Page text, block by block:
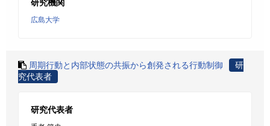
研究機関
広島大学
周期行動と内部状態の共振から創発される行動制御
研
究代表者
研究代表者